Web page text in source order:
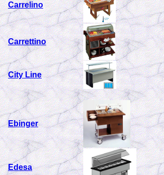
Carrelino
Carrettino
City Line
Ebinger
Edesa